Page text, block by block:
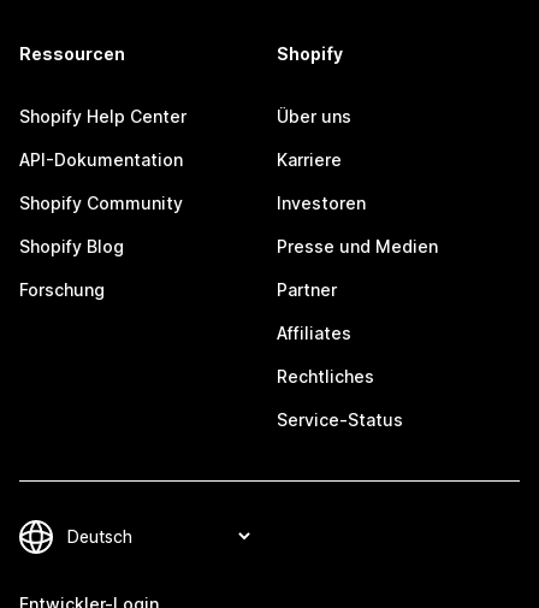
Ressourcen
Shopify Help Center
API-Dokumentation
Shopify Community
Shopify Blog
Forschung
Shopify
Über uns
Karriere
Investoren
Presse und Medien
Partner
Affiliates
Rechtliches
Service-Status
Entwickler-Login